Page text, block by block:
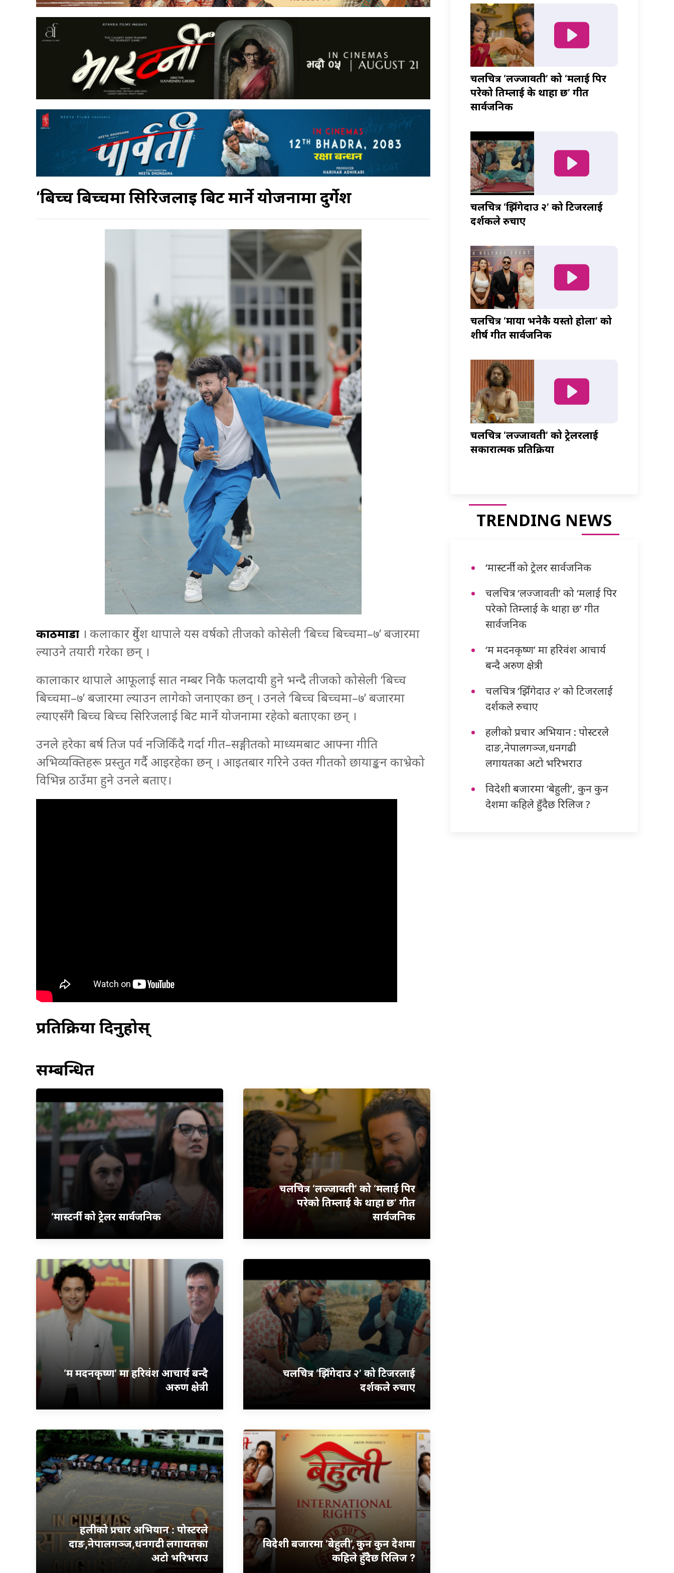
‘बिच्च बिच्चमा सिरिजलाई बिट मार्ने योजनामा दुर्गेश
काठमाडौँ । कलाकार दुर्गेश थापाले यस वर्षको तीजको कोसेली ‘बिच्च बिच्चमा–७’ बजारमा
ल्याउने तयारी गरेका छन् ।
कालाकार थापाले आफूलाई सात नम्बर निकै फलदायी हुने भन्दै तीजको कोसेली ‘बिच्च
बिच्चमा–७’ बजारमा ल्याउन लागेको जनाएका छन् । उनले ‘बिच्च बिच्चमा–७’ बजारमा
ल्याएसँगै बिच्च बिच्च सिरिजलाई बिट मार्ने योजनामा रहेको बताएका छन् ।
उनले हरेका बर्ष तिज पर्व नजिकिँदै गर्दा गीत–सङ्गीतको माध्यमबाट आफ्ना गीति
अभिव्यक्तिहरू प्रस्तुत गर्दै आइरहेका छन् । आइतबार गरिने उक्त गीतको छायाङ्कन काभ्रेको
विभिन्न ठाउँमा हुने उनले बताए।
प्रतिक्रिया दिनुहोस्
सम्बन्धित
‘मास्टर्नी’ को ट्रेलर सार्वजनिक
चलचित्र ‘लज्जावती’ को ‘मलाई पिर
परेको तिम्लाई के थाहा छ’ गीत
सार्वजनिक
‘म मदनकृष्ण’ मा हरिवंश आचार्य बन्दै
अरुण क्षेत्री
चलचित्र ‘झिँगेदाउ २’ को टिजरलाई
दर्शकले रुचाए
हलीको प्रचार अभियान : पोस्टरले
दाङ,नेपालगञ्ज,धनगढी लगायतका
अटो भरिभराउ
विदेशी बजारमा ‘बेहुली’, कुन कुन देशमा
कहिले हुँदैछ रिलिज ?
चलचित्र ‘लज्जावती’ को ‘मलाई पिर
परेको तिम्लाई के थाहा छ’ गीत
सार्वजनिक
चलचित्र ‘झिँगेदाउ २’ को टिजरलाई
दर्शकले रुचाए
चलचित्र ‘माया भनेकै यस्तो होला’ को
शीर्ष गीत सार्वजनिक
चलचित्र ‘लज्जावती’ को ट्रेलरलाई
सकारात्मक प्रतिक्रिया
TRENDING NEWS
‘मास्टर्नी’ को ट्रेलर सार्वजनिक
चलचित्र ‘लज्जावती’ को ‘मलाई पिर
परेको तिम्लाई के थाहा छ’ गीत
सार्वजनिक
‘म मदनकृष्ण’ मा हरिवंश आचार्य
बन्दै अरुण क्षेत्री
चलचित्र ‘झिँगेदाउ २’ को टिजरलाई
दर्शकले रुचाए
हलीको प्रचार अभियान : पोस्टरले
दाङ,नेपालगञ्ज,धनगढी
लगायतका अटो भरिभराउ
विदेशी बजारमा ‘बेहुली’, कुन कुन
देशमा कहिले हुँदैछ रिलिज ?